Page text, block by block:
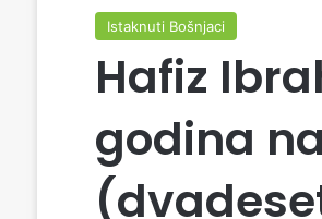
Istaknuti Bošnjaci
Hafiz
godina